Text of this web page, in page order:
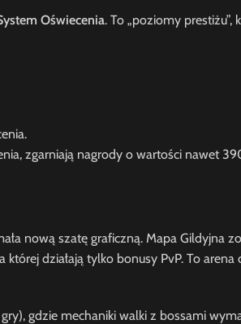
Oświecenia. To „poziomy prestiżu”,
zgarniają nagrody o wartości nawet
nową szatę graficzną. Mapa Gildyjna
działają tylko bonusy PvP. To arena
gdzie mechaniki walki z bossami